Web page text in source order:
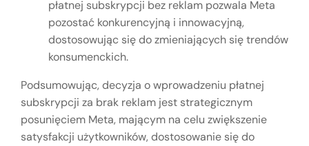
płatnej subskrypcji bez reklam pozwala Meta
pozostać konkurencyjną i innowacyjną,
dostosowując się do zmieniających się trendów
konsumenckich.
Podsumowując, decyzja o wprowadzeniu płatnej
subskrypcji za brak reklam jest strategicznym
posunięciem Meta, mającym na celu zwiększenie
satysfakcji użytkowników, dostosowanie się do